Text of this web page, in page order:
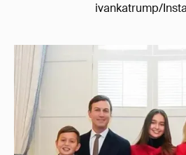
ivankatrump/